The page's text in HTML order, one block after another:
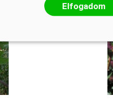
Elfogadom